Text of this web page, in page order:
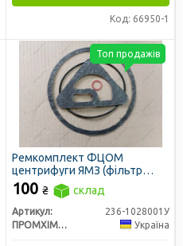
Код: 66950-1
Ремкомплект ФЦОМ
центрифуги ЯМЗ (фільтр
відцентрового очищення
олії) (ПХТ, Україна)
100 ₴ склад
Артикул:
236-1028001У
ПРОМХІМТЕКС ТОВ
Україна
Топ продажів